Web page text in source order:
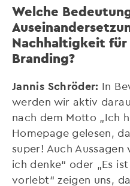
Welche
Nachhaltigkeit für
Branding?
Jannis Schröder: In
werden wir aktiv
nach dem Motto „Ich
Homepage gelesen,
super! Auch Aussagen
ich denke“ oder „Es
vorlebt“ zeigen uns,